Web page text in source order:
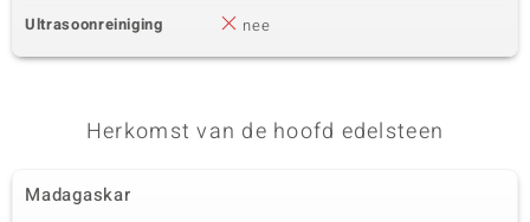
Ultrasoonreiniging
nee
Herkomst van de hoofd edelsteen
Madagaskar